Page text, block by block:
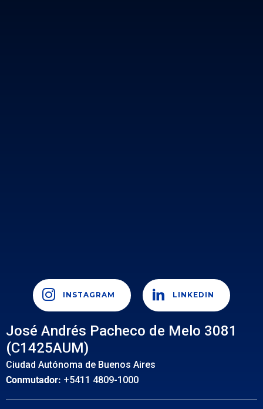
INSTAGRAM LINKEDIN
José Andrés Pacheco de Melo 3081
(C1425AUM)
Ciudad Autónoma de Buenos Aires
Conmutador: +5411 4809-1000